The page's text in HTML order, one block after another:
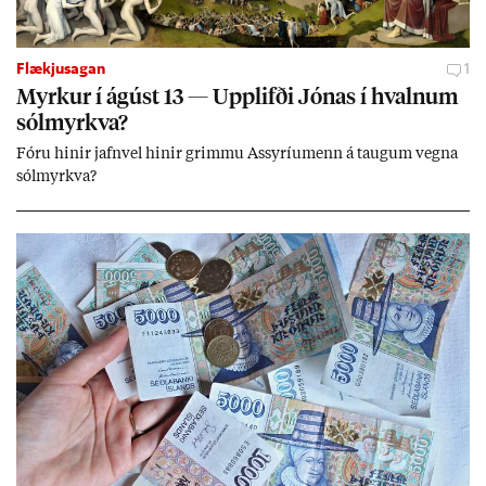
Flækjusagan 1
Myrk­ur í ág­úst 13 — Upp­lifði Jón­as í hvaln­um
sól­myrkva?
Fóru hinir jafn­vel hinir grimmu Ass­yríu­menn á taug­um vegna
sól­myrkva?